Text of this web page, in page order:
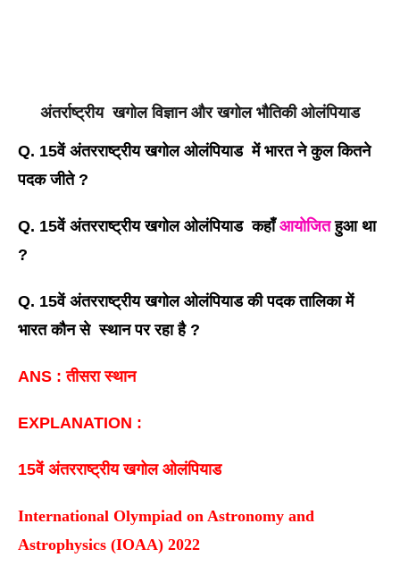
अंतर्राष्ट्रीय खगोल विज्ञान और खगोल भौतिकी ओलंपियाड
Q. 15वें अंतरराष्ट्रीय खगोल ओलंपियाड  में भारत ने कुल कितने
पदक जीते ?
Q. 15वें अंतरराष्ट्रीय खगोल ओलंपियाड  कहाँ आयोजित
हुआ था
?
Q. 15वें अंतरराष्ट्रीय खगोल ओलंपियाड की पदक तालिका में
भारत कौन से  स्थान पर रहा है ?
ANS : तीसरा स्थान
EXPLANATION :
15वें अंतरराष्ट्रीय खगोल ओलंपियाड
International Olympiad on Astronomy and
Astrophysics (IOAA) 2022